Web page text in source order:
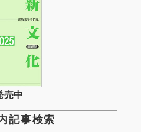
売中
記事検索